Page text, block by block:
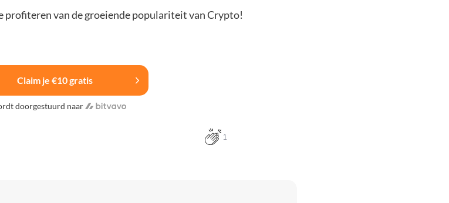
profiteren van de groeiende populariteit van Crypto!
Claim je €10 gratis
doorgestuurd naar
1